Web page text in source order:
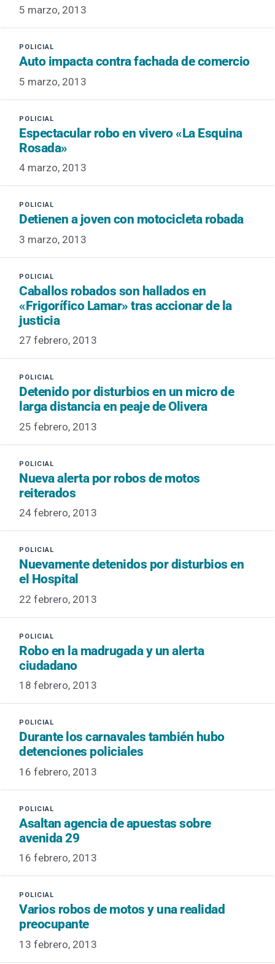
5 marzo, 2013
Auto impacta contra fachada de comercio
5 marzo, 2013
Espectacular robo en vivero «La Esquina
Rosada»
4 marzo, 2013
Detienen a joven con motocicleta robada
3 marzo, 2013
Caballos robados son hallados en
«Frigorífico Lamar» tras accionar de la
justicia
27 febrero, 2013
Detenido por disturbios en un micro de
larga distancia en peaje de Olivera
25 febrero, 2013
Nueva alerta por robos de motos
reiterados
24 febrero, 2013
Nuevamente detenidos por disturbios en
el Hospital
22 febrero, 2013
Robo en la madrugada y un alerta
ciudadano
18 febrero, 2013
Durante los carnavales también hubo
detenciones policiales
16 febrero, 2013
Asaltan agencia de apuestas sobre
avenida 29
16 febrero, 2013
Varios robos de motos y una realidad
preocupante
13 febrero, 2013